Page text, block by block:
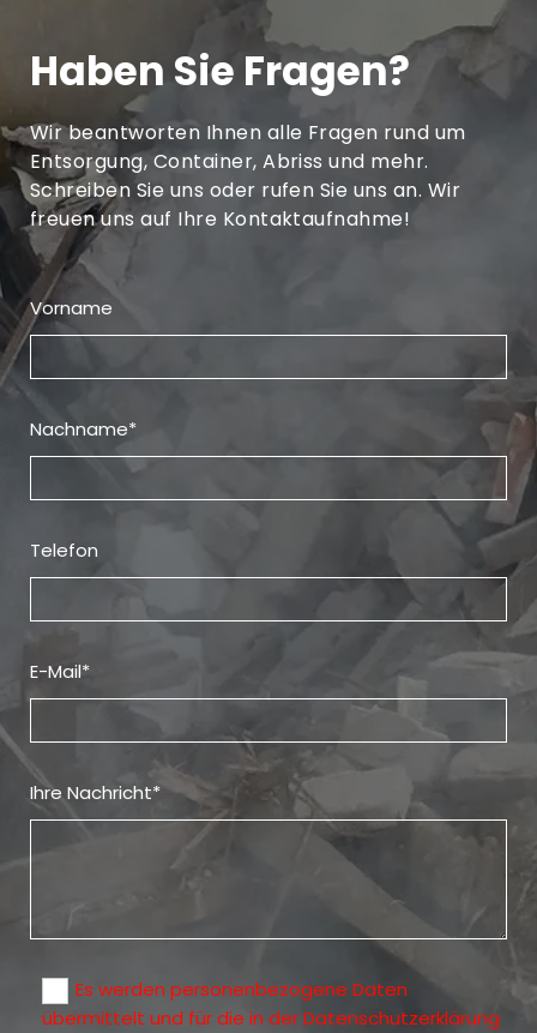
Haben Sie Fragen?
Wir beantworten Ihnen alle Fragen rund um
Entsorgung, Container, Abriss und mehr.
Schreiben Sie uns oder rufen Sie uns an. Wir
freuen uns auf Ihre Kontaktaufnahme!
Vorname
Nachname*
Telefon
E-Mail*
Ihre Nachricht*
Es werden personenbezogene Daten
übermittelt und für die in der Datenschutzerklärung